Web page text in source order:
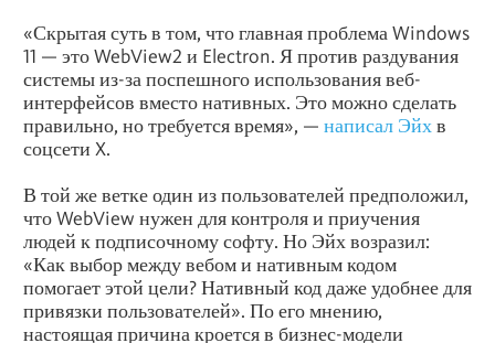
«Скрытая суть в том, что главная проблема Windows
11 — это WebView2 и Electron. Я против раздувания
системы из-за поспешного использования веб-
интерфейсов вместо нативных. Это можно сделать
правильно, но требуется время», — написал Эйхв
соцсети X.
В той же ветке один из пользователей предположил,
что WebView нужен для контроля и приучения
людей к подписочному софту. Но Эйх возразил:
«Как выбор между вебом и нативным кодом
помогает этой цели? Нативный код даже удобнее для
привязки пользователей». По его мнению,
настоящая причина кроется в бизнес-модели